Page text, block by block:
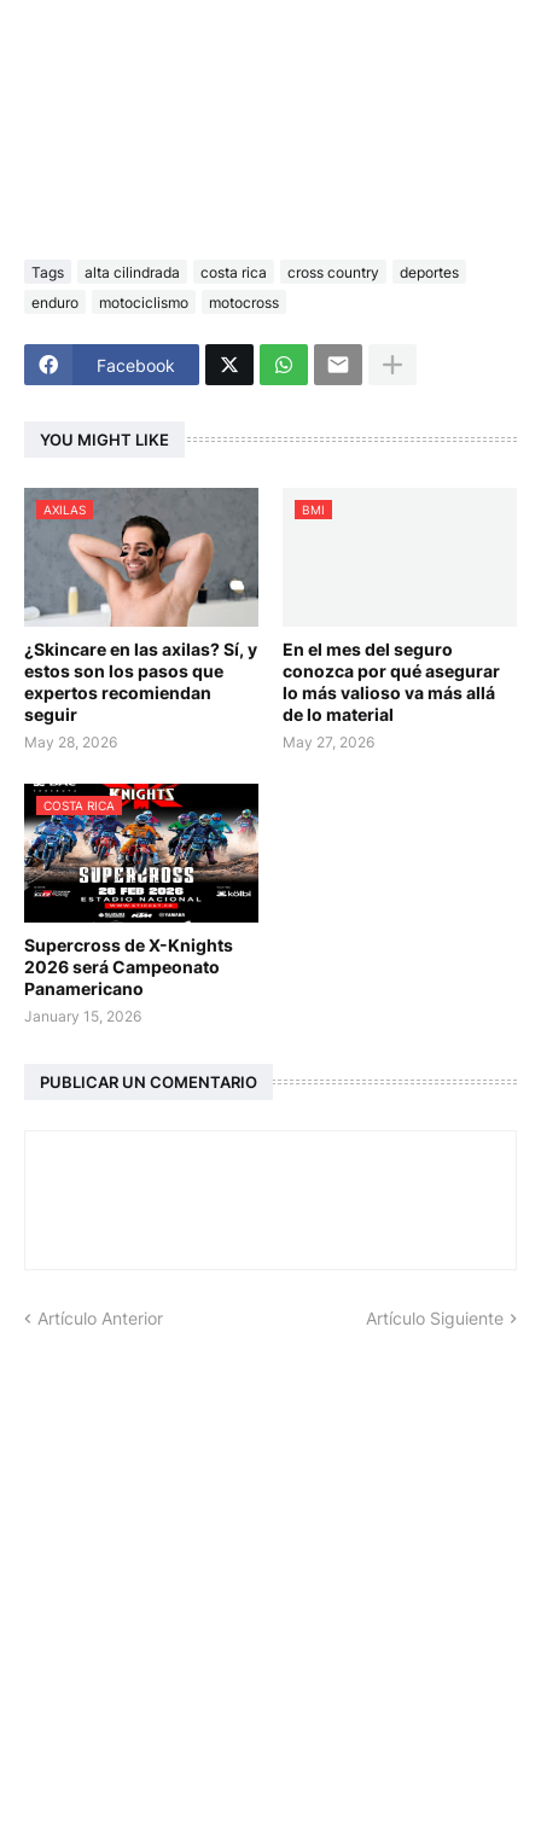
Tags alta cilindrada costa rica cross country
deportes
enduro
motociclismo motocross
Facebook
YOU MIGHT LIKE
AXILAS
¿Skincare en las axilas? Sí, y
estos son los pasos que
expertos recomiendan
seguir
May 28, 2026
BMI
En el mes del seguro
conozca por qué asegurar
lo más valioso va más allá
de lo material
May 27, 2026
COSTA RICA
Supercross de X-Knights
2026 será Campeonato
Panamericano
January 15, 2026
PUBLICAR UN COMENTARIO
Artículo Anterior Artículo Siguiente